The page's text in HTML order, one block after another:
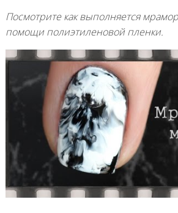
Посмотрите как выполняется
помощи полиэтиленовой пленки.